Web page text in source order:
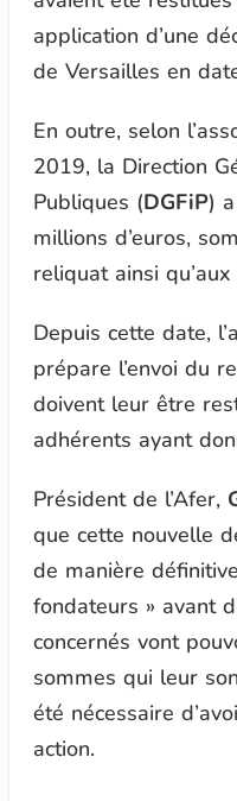
application d’une
de Versailles en
En outre, selon
2019, la Direction
Publiques (DGFiP)
millions d’euros,
reliquat ainsi
Depuis cette date,
prépare l’envoi du
doivent leur être
adhérents ayant
Président de l’Afer,
que cette nouvelle
de manière
fondateurs » avant
concernés vont
sommes qui leur
été nécessaire
action.